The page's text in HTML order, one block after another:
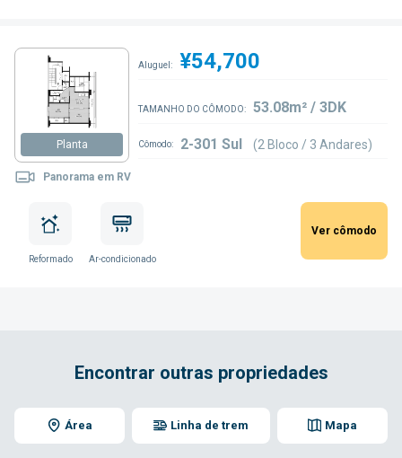
Planta
Panorama em RV
Aluguel: ¥54,700
TAMANHO DO CÔMODO: 53.08m² / 3DK
Cômodo: 2-301 Sul (2 Bloco / 3 Andares)
Reformado Ar-condicionado
Ver cômodo
Encontrar outras propriedades
Área Mapa
Linha de trem